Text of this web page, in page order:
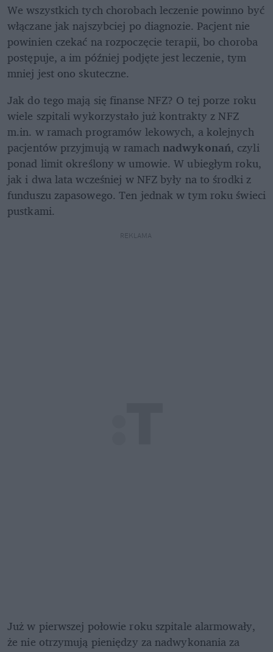
We wszystkich tych chorobach leczenie powinno być
włączane jak najszybciej po diagnozie. Pacjent nie
powinien czekać na rozpoczęcie terapii, bo choroba
postępuje, a im później podjęte jest leczenie, tym
mniej jest ono skuteczne.
Jak do tego mają się finanse NFZ? O tej porze roku
wiele szpitali wykorzystało już kontrakty z NFZ
m.in. w ramach programów lekowych, a kolejnych
pacjentów przyjmują w ramach nadwykonań, czyli
ponad limit określony w umowie. W ubiegłym roku,
jak i dwa lata wcześniej w NFZ były na to środki z
funduszu zapasowego. Ten jednak w tym roku świeci
pustkami.
REKLAMA
Już w pierwszej połowie roku szpitale alarmowały,
że nie otrzymują pieniędzy za nadwykonania za